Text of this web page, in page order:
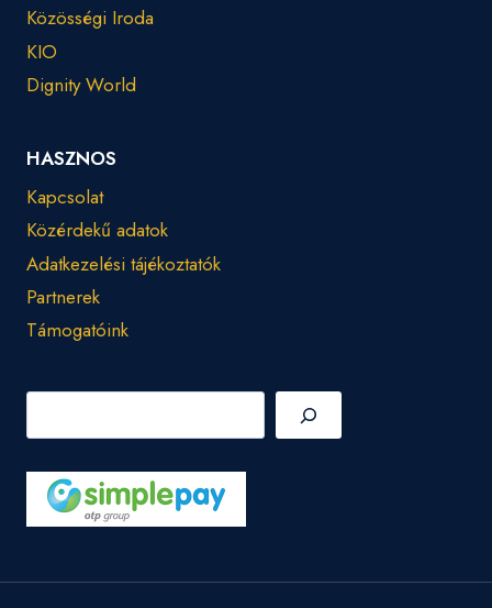
Közösségi Iroda
KIO
Dignity World
HASZNOS
Kapcsolat
Közérdekű adatok
Adatkezelési tájékoztatók
Partnerek
Támogatóink